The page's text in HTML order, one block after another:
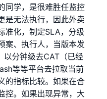
同学，是很难胜任监控
是无法执行，因此外卖
准化，制定SLA，分级
案、执行人，当版本发
分钟级去CAT（已经
等等平台去拉取当前
的指标比较。如果在合
控。如果出现异常，大